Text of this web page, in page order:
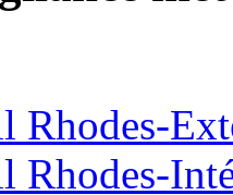
Rhodes-
Rhodes-